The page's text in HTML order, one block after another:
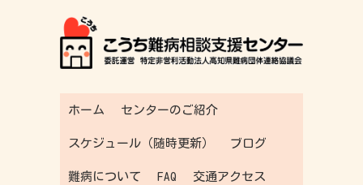
ホーム センターのご紹介
スケジュール（随時更新） ブログ
難病について FAQ 交通アクセス